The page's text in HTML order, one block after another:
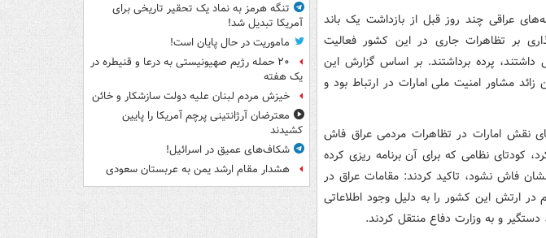
عراقی چند روز قبل از بازداشت یک باند
بر تظاهرات جاری در این کشور فعالیت
داشتند، پرده برداشتند. بر اساس گزارش این
مشاور امنیت ملی امارات در ارتباط بود و
با افشای نقش امارات در تظاهرات مردمی عراق فاش
کودتای نظامی که برای آن برنامه ریزی کرده
فاش نشود، تاکید کردند: مقامات عراق در
در ارتش این کشور را به دلیل وجود اطلاعاتی
و به وزارت دفاع منتقل کردند.
تنگه هرمز به نماد یک تحقیر تاریخی برای
آمریکا تبدیل شد!
ماموریت در حال پایان است!
۲۰ حمله رژیم صهیونیستی به درعا و قنیطره در
یک هفته
خیزش مردم لبنان علیه دولت سازشکار و خائن
معترضان آرژانتینی پرچم آمریکا را پایین
کشیدند
شکاف‌های عمیق در اسرائیل!
هشدار مقام ارشد یمن به عربستان سعودی